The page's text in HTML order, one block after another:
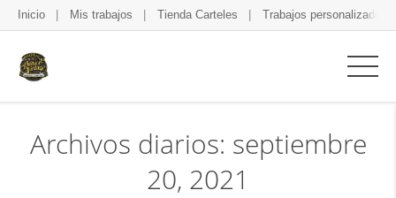
Inicio Mis trabajos Tienda Carteles Trabajos personalizados
Archivos diarios: septiembre
20, 2021